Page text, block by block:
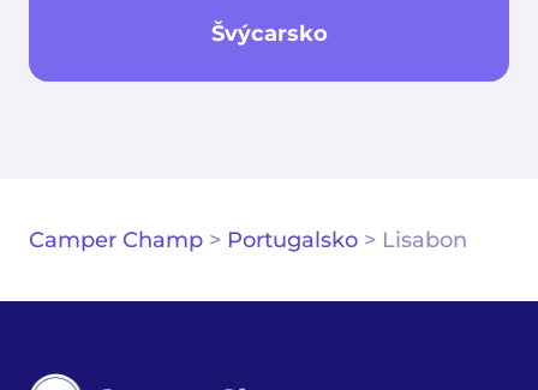
Švýcarsko
Camper Champ > Portugalsko > Lisabon